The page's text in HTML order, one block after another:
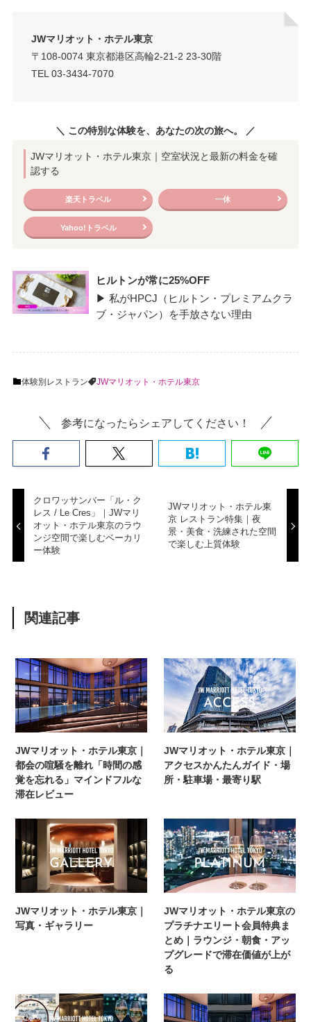
JWマリオット・ホテル東京
〒108-0074 東京都港区高輪2-21-2 23-30階
TEL 03-3434-7070
＼ この特別な体験を、あなたの次の旅へ。 ／
JWマリオット・ホテル東京｜空室状況と最新の料金を確
認する
楽天トラベル 一休
Yahoo!トラベル
ヒルトンが常に25%OFF
▶ 私がHPCJ（ヒルトン・プレミアムクラ
ブ・ジャパン）を手放さない理由
体験別 レストラン JWマリオット・ホテル東京
参考になったらシェアしてください！
クロワッサンバー「ル・ク
レス / Le Cres」｜JWマリ
オット・ホテル東京のラウ
ンジ空間で楽しむベーカリ
ー体験
JWマリオット・ホテル東
京 レストラン特集｜夜
景・美食・洗練された空間
で楽しむ上質体験
関連記事
JWマリオット・ホテル東京｜
都会の喧騒を離れ「時間の感
覚を忘れる」マインドフルな
滞在レビュー
JWマリオット・ホテル東京｜
アクセスかんたんガイド・場
所・駐車場・最寄り駅
JWマリオット・ホテル東京｜
写真・ギャラリー
JWマリオット・ホテル東京の
プラチナエリート会員特典ま
とめ｜ラウンジ・朝食・アッ
プグレードで滞在価値が上が
る